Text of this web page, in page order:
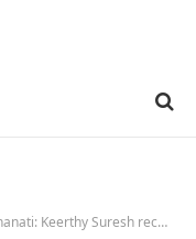
recalls, “I almost lost myself in the character”